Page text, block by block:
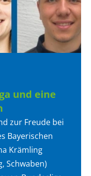
und eine
zur Freude bei
Bayerischen
Krämling
Schwaben)